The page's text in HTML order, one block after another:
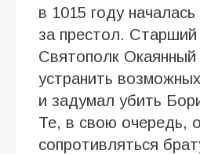
в 1015 году
за престол.
Святополк
устранить
и задумал убить
Те, в свою очередь,
сопротивляться